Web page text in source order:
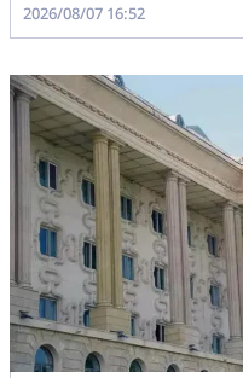
2026/08/07 16:52